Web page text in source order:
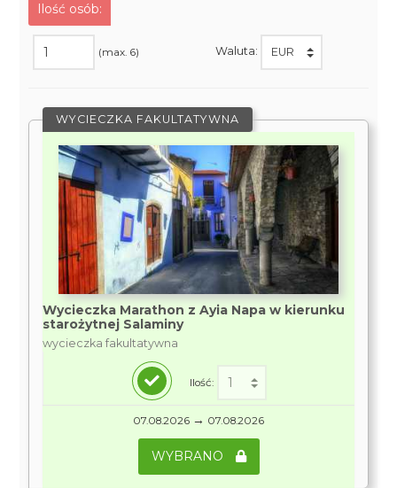
Ilość osób:
(max. 6) Waluta:
WYCIECZKA FAKULTATYWNA
Wycieczka Marathon z Ayia Napa w kierunku
starożytnej Salaminy
wycieczka fakultatywna
Ilość:
07.08.2026 → 07.08.2026
WYBRANO